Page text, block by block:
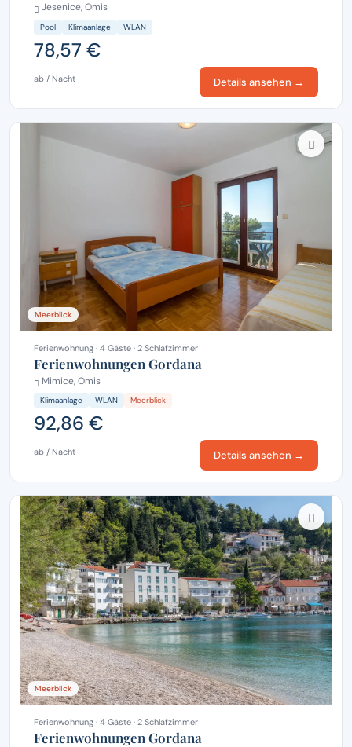
Jesenice, Omis
Pool Klimaanlage WLAN
78,57 €
ab / Nacht Details ansehen →
Meerblick
Ferienwohnung · 4 Gäste · 2 Schlafzimmer
Ferienwohnungen Gordana
Mimice, Omis
Klimaanlage WLAN Meerblick
92,86 €
ab / Nacht Details ansehen →
Meerblick
Ferienwohnung · 4 Gäste · 2 Schlafzimmer
Ferienwohnungen Gordana